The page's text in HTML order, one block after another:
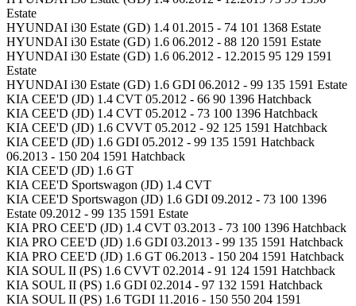
Estate
HYUNDAI i30 Estate (GD) 1.4 01.2015 - 74 101 1368 Estate
HYUNDAI i30 Estate (GD) 1.6 06.2012 - 88 120 1591 Estate
HYUNDAI i30 Estate (GD) 1.6 06.2012 - 12.2015 95 129 1591
Estate
HYUNDAI i30 Estate (GD) 1.6 GDI 06.2012 - 99 135 1591 Estate
KIA CEE'D (JD) 1.4 CVT 05.2012 - 66 90 1396 Hatchback
KIA CEE'D (JD) 1.4 CVT 05.2012 - 73 100 1396 Hatchback
KIA CEE'D (JD) 1.6 CVVT 05.2012 - 92 125 1591 Hatchback
KIA CEE'D (JD) 1.6 GDI 05.2012 - 99 135 1591 Hatchback
06.2013 - 150 204 1591 Hatchback
KIA CEE'D (JD) 1.6 GT
KIA CEE'D Sportswagon (JD) 1.4 CVT
KIA CEE'D Sportswagon (JD) 1.6 GDI 09.2012 - 73 100 1396
Estate 09.2012 - 99 135 1591 Estate
KIA PRO CEE'D (JD) 1.4 CVT 03.2013 - 73 100 1396 Hatchback
KIA PRO CEE'D (JD) 1.6 GDI 03.2013 - 99 135 1591 Hatchback
KIA PRO CEE'D (JD) 1.6 GT 06.2013 - 150 204 1591 Hatchback
KIA SOUL II (PS) 1.6 CVVT 02.2014 - 91 124 1591 Hatchback
KIA SOUL II (PS) 1.6 GDI 02.2014 - 97 132 1591 Hatchback
KIA SOUL II (PS) 1.6 TGDI 11.2016 - 150 550 204 1591